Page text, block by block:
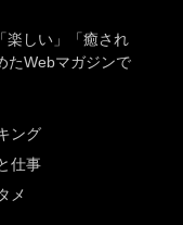
楽しい」「癒され
たWebマガジンで
ング
仕事
メ